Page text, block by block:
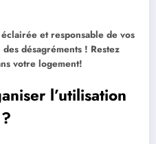
et responsable de vos
désagréments ! Restez
votre logement!
l’utilisation